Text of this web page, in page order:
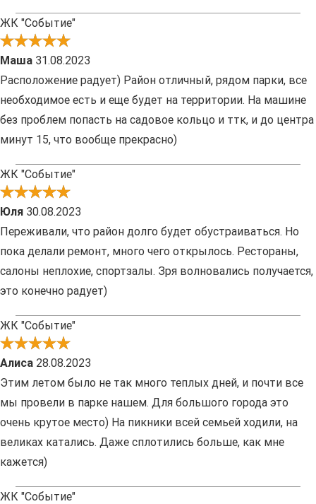
ЖК "Событие"
Маша 31.08.2023
Расположение радует) Район отличный, рядом парки, все
необходимое есть и еще будет на территории. На машине
без проблем попасть на садовое кольцо и ттк, и до центра
минут 15, что вообще прекрасно)
ЖК "Событие"
Юля 30.08.2023
Переживали, что район долго будет обустраиваться. Но
пока делали ремонт, много чего открылось. Рестораны,
салоны неплохие, спортзалы. Зря волновались получается,
это конечно радует)
ЖК "Событие"
Алиса 28.08.2023
Этим летом было не так много теплых дней, и почти все
мы провели в парке нашем. Для большого города это
очень крутое место) На пикники всей семьей ходили, на
великах катались. Даже сплотились больше, как мне
кажется)
ЖК "Событие"